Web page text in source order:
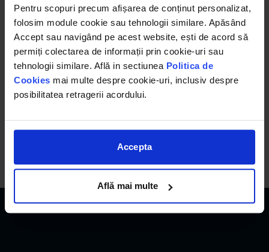
Pentru scopuri precum afișarea de conținut personalizat,
folosim module cookie sau tehnologii similare. Apăsând
Accept sau navigând pe acest website, ești de acord să
permiți colectarea de informații prin cookie-uri sau
tehnologii similare. Află in sectiunea Politica de
Cookies mai multe despre cookie-uri, inclusiv despre
posibilitatea retragerii acordului.
Accepta
Află mai multe
Export formulare Excel
pentru beneficiarii privați
și HG 907/ 2016 pentru
colaboratorii publici